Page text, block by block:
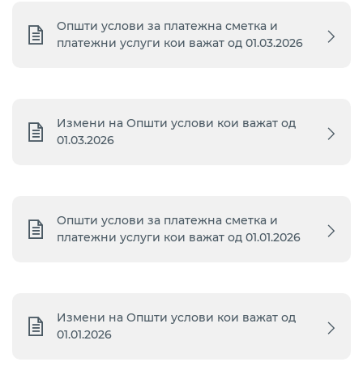
Општи услови за платежна сметка и
платежни услуги кои важат од 01.03.2026
Измени на Општи услови кои важат од
01.03.2026
Општи услови за платежна сметка и
платежни услуги кои важат од 01.01.2026
Измени на Општи услови кои важат од
01.01.2026